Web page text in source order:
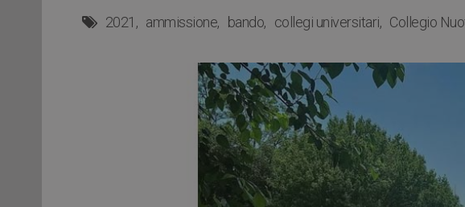
2021 ammissione bando collegi universitari Collegio